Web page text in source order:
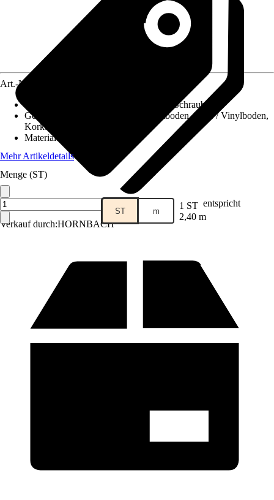
Verkauf durch:HORNBACH
Art.-Nr.
Clipsen, Kleben, Nageln, Schrauben
Geeignet für
Laminatboden, Parkettboden, PVC / Vinylboden,
Korkboden, Fliesen
Material:
Mehr Artikeldetails
Menge (ST)
ST m 1 ST entspricht
2,40 m